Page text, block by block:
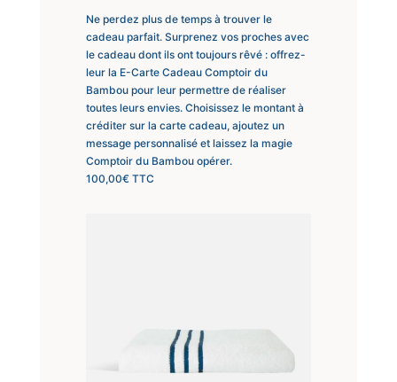
Ne perdez plus de temps à trouver le
cadeau parfait. Surprenez vos proches avec
le cadeau dont ils ont toujours rêvé : offrez-
leur la E-Carte Cadeau Comptoir du
Bambou pour leur permettre de réaliser
toutes leurs envies. Choisissez le montant à
créditer sur la carte cadeau, ajoutez un
message personnalisé et laissez la magie
Comptoir du Bambou opérer.
100,00€ TTC